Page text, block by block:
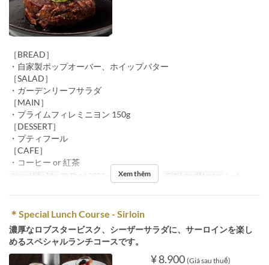
［BREAD］
・自家製ポップオーバー、ホイップバター
［SALAD］
・ガーデンリーフサラダ
［MAIN］
・プライムフィレミニヨン 150g
［DESSERT］
・プティフール
［CAFE］
・コーヒー or 紅茶
Ngày Hiệu lực 20 Thg 4 2023 ~ Bữa Bữa trưa Giới hạn dặt món 1 ~ 6
Xem thêm
＊Special Lunch Course - Sirloin
濃厚なロブスタービスク、シーザーサラダに、サーロインを楽し
めるスペシャルランチコースです。
¥ 8.900 (Giá sau thuế)